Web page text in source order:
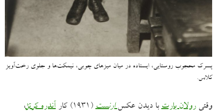
پسرک محجوب روستایی، ایستاده در میان میزهای چوبی، نیمکت‌ها و جلوی رخت‌آویز
کلاس.
وقتیرولان بارت با دیدن عکس ارنست (۱۹۳۱) کار آندره کرتژ،